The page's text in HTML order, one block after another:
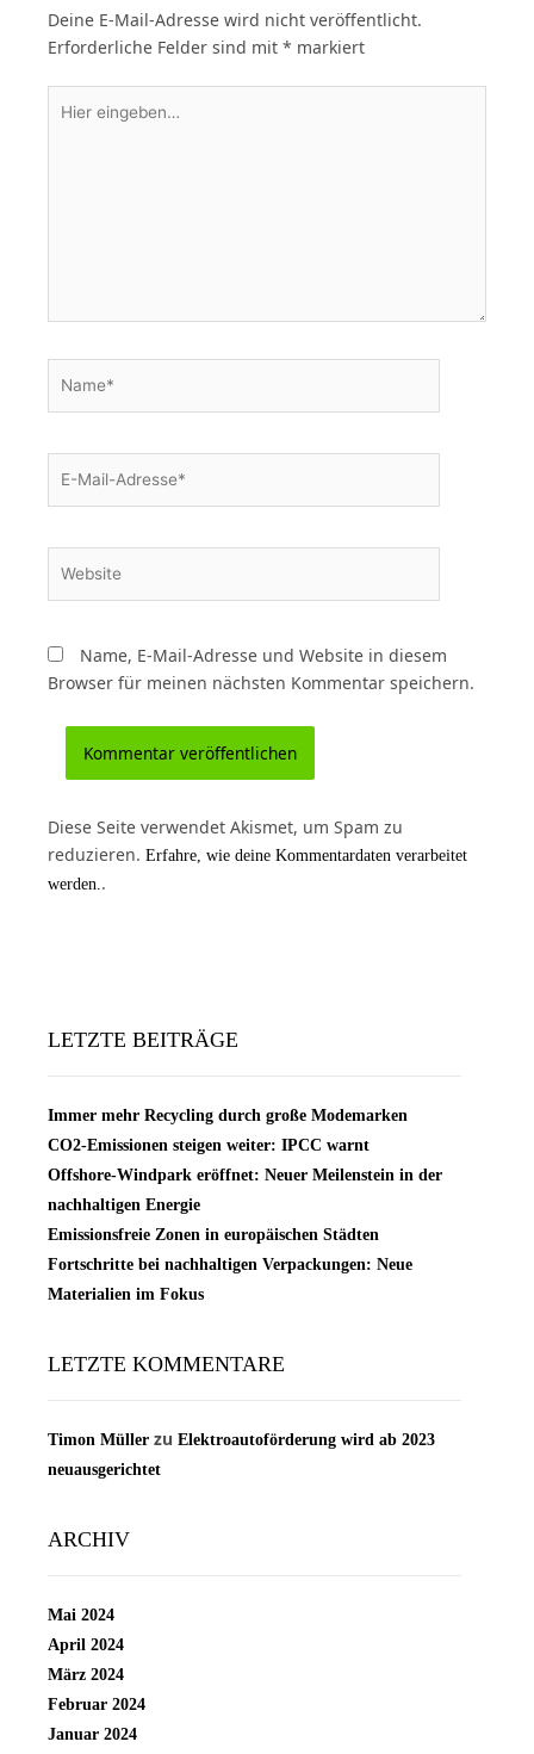
Deine E-Mail-Adresse wird nicht veröffentlicht.
Erforderliche Felder sind mit * markiert
eingeben…
Mail-
Name, E-Mail-Adresse und Website in diesem
Browser für meinen nächsten Kommentar speichern.
Diese Seite verwendet Akismet, um Spam zu
reduzieren. Erfahre, wie deine Kommentardaten verarbeitet
werden. .
LETZTE BEITRÄGE
Immer mehr Recycling durch große Modemarken
CO2-Emissionen steigen weiter: IPCC warnt
Offshore-Windpark eröffnet: Neuer Meilenstein in der
nachhaltigen Energie
Emissionsfreie Zonen in europäischen Städten
Fortschritte bei nachhaltigen Verpackungen: Neue
Materialien im Fokus
LETZTE KOMMENTARE
Timon Müller zu Elektroautoförderung wird ab 2023
neuausgerichtet
ARCHIV
Mai 2024
April 2024
März 2024
Februar 2024
Januar 2024